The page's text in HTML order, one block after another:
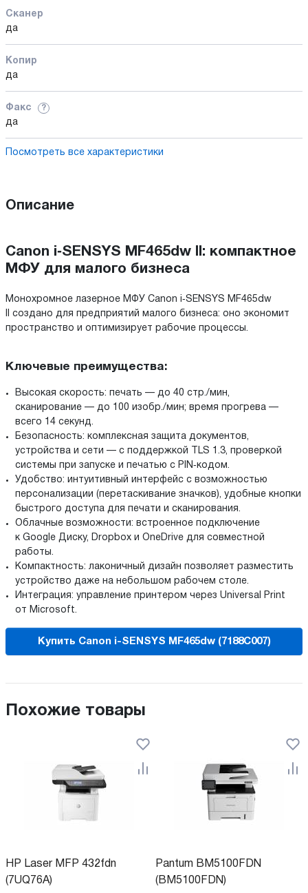
Сканер
да
Копир
да
Факс ?
да
Посмотреть все характеристики
Описание
Canon i‑SENSYS MF465dw II: компактное
МФУ для малого бизнеса
Монохромное лазерное МФУ Canon i‑SENSYS MF465dw
II создано для предприятий малого бизнеса: оно экономит
пространство и оптимизирует рабочие процессы.
Ключевые преимущества:
Высокая скорость: печать — до 40 стр./мин,
сканирование — до 100 изобр./мин; время прогрева —
всего 14 секунд.
Безопасность: комплексная защита документов,
устройства и сети — с поддержкой TLS 1.3, проверкой
системы при запуске и печатью с PIN‑кодом.
Удобство: интуитивный интерфейс с возможностью
персонализации (перетаскивание значков), удобные кнопки
быстрого доступа для печати и сканирования.
Облачные возможности: встроенное подключение
к Google Диску, Dropbox и OneDrive для совместной
работы.
Компактность: лаконичный дизайн позволяет разместить
устройство даже на небольшом рабочем столе.
Интеграция: управление принтером через Universal Print
от Microsoft.
Купить Canon i-SENSYS MF465dw (7188C007)
Похожие товары
HP Laser MFP 432fdn
(7UQ76A)
Pantum BM5100FDN
(BM5100FDN)